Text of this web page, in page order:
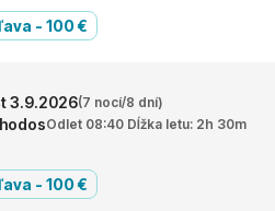
- 100 €
3.9.2026(7 nocí/8 dní)
Odlet 08:40 Dĺžka letu: 2h 30m
- 100 €